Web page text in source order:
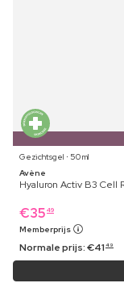
Gezichtsgel ⋅ 50 ml
Avène
Hyaluron Activ B3 Cell
€35 49
Memberprijs
Normale prijs:€41 49